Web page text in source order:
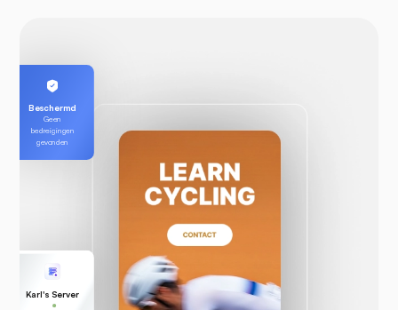
Beschermd
Geen
bedreigingen
gevonden
Karl's Server